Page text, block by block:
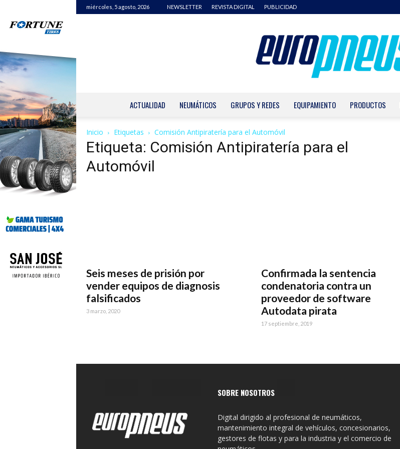
miércoles, 5 agosto, 2026 NEWSLETTER REVISTA DIGITAL PUBLICIDAD
ACTUALIDAD NEUMÁTICOS GRUPOS Y REDES EQUIPAMIENTO PRODUCTOS
Inicio Etiquetas Comisión Antipiratería para el Automóvil
Etiqueta: Comisión Antipiratería para el
Automóvil
Seis meses de prisión por
vender equipos de diagnosis
falsificados
3 marzo, 2020
Confirmada la sentencia
condenatoria contra un
proveedor de software
Autodata pirata
17 septiembre, 2019
SOBRE NOSOTROS
Digital dirigido al profesional de neumáticos,
mantenimiento integral de vehículos, concesionarios,
gestores de flotas y para la industria y el comercio de